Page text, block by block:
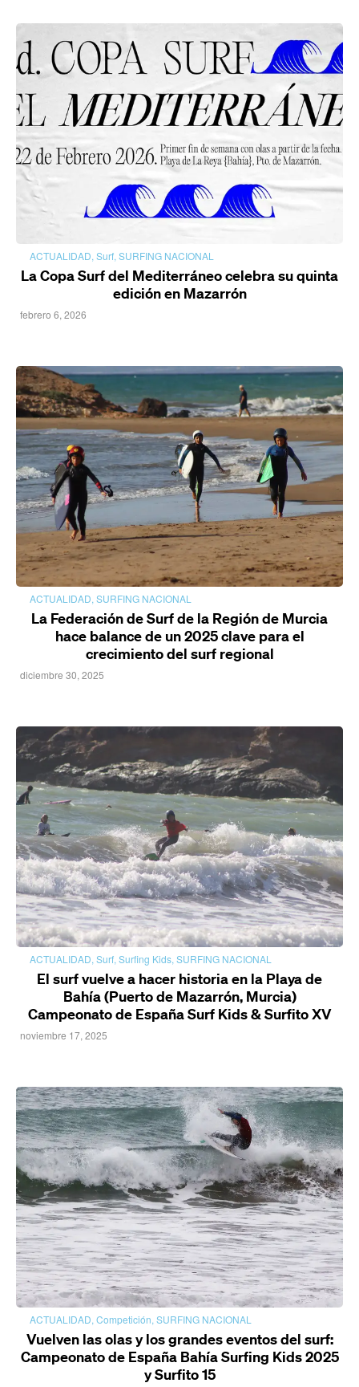
ACTUALIDAD, Surf, SURFING NACIONAL
La Copa Surf del Mediterráneo celebra su quinta
edición en Mazarrón
febrero 6, 2026
ACTUALIDAD, SURFING NACIONAL
La Federación de Surf de la Región de Murcia
hace balance de un 2025 clave para el
crecimiento del surf regional
diciembre 30, 2025
ACTUALIDAD, Surf, Surfing Kids, SURFING NACIONAL
El surf vuelve a hacer historia en la Playa de
Bahía (Puerto de Mazarrón, Murcia)
Campeonato de España Surf Kids & Surfito XV
noviembre 17, 2025
ACTUALIDAD, Competición, SURFING NACIONAL
Vuelven las olas y los grandes eventos del surf:
Campeonato de España Bahía Surfing Kids 2025
y Surfito 15